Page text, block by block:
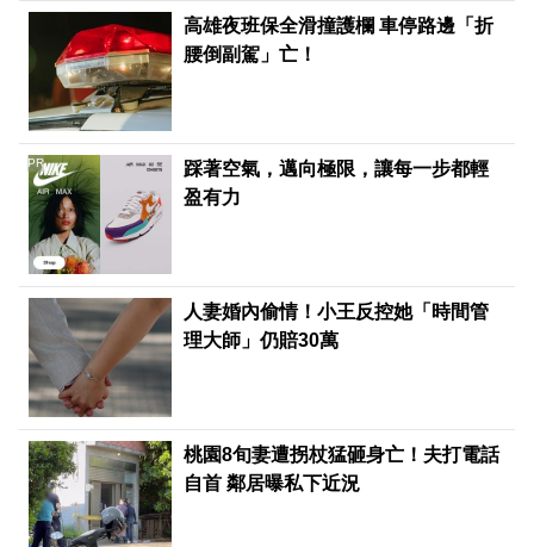
高雄夜班保全滑撞護欄 車停路邊「折
腰倒副駕」亡！
踩著空氣，邁向極限，讓每一步都輕
盈有力
PR
人妻婚內偷情！小王反控她「時間管
理大師」仍賠30萬
桃園8旬妻遭拐杖猛砸身亡！夫打電話
自首 鄰居曝私下近況